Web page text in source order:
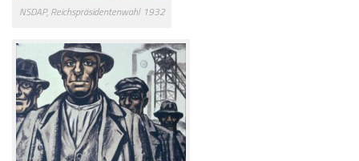
NSDAP, Reichspräsidentenwahl 1932